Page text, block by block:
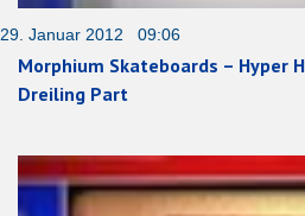
29. Januar 2012 09:06
Morphium Skateboards – Hyper
Dreiling Part